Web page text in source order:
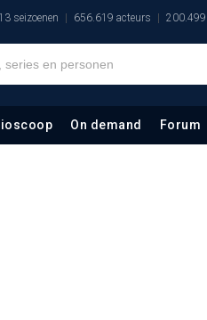
seizoenen 656.619 acteurs 200.499
On demand Forum